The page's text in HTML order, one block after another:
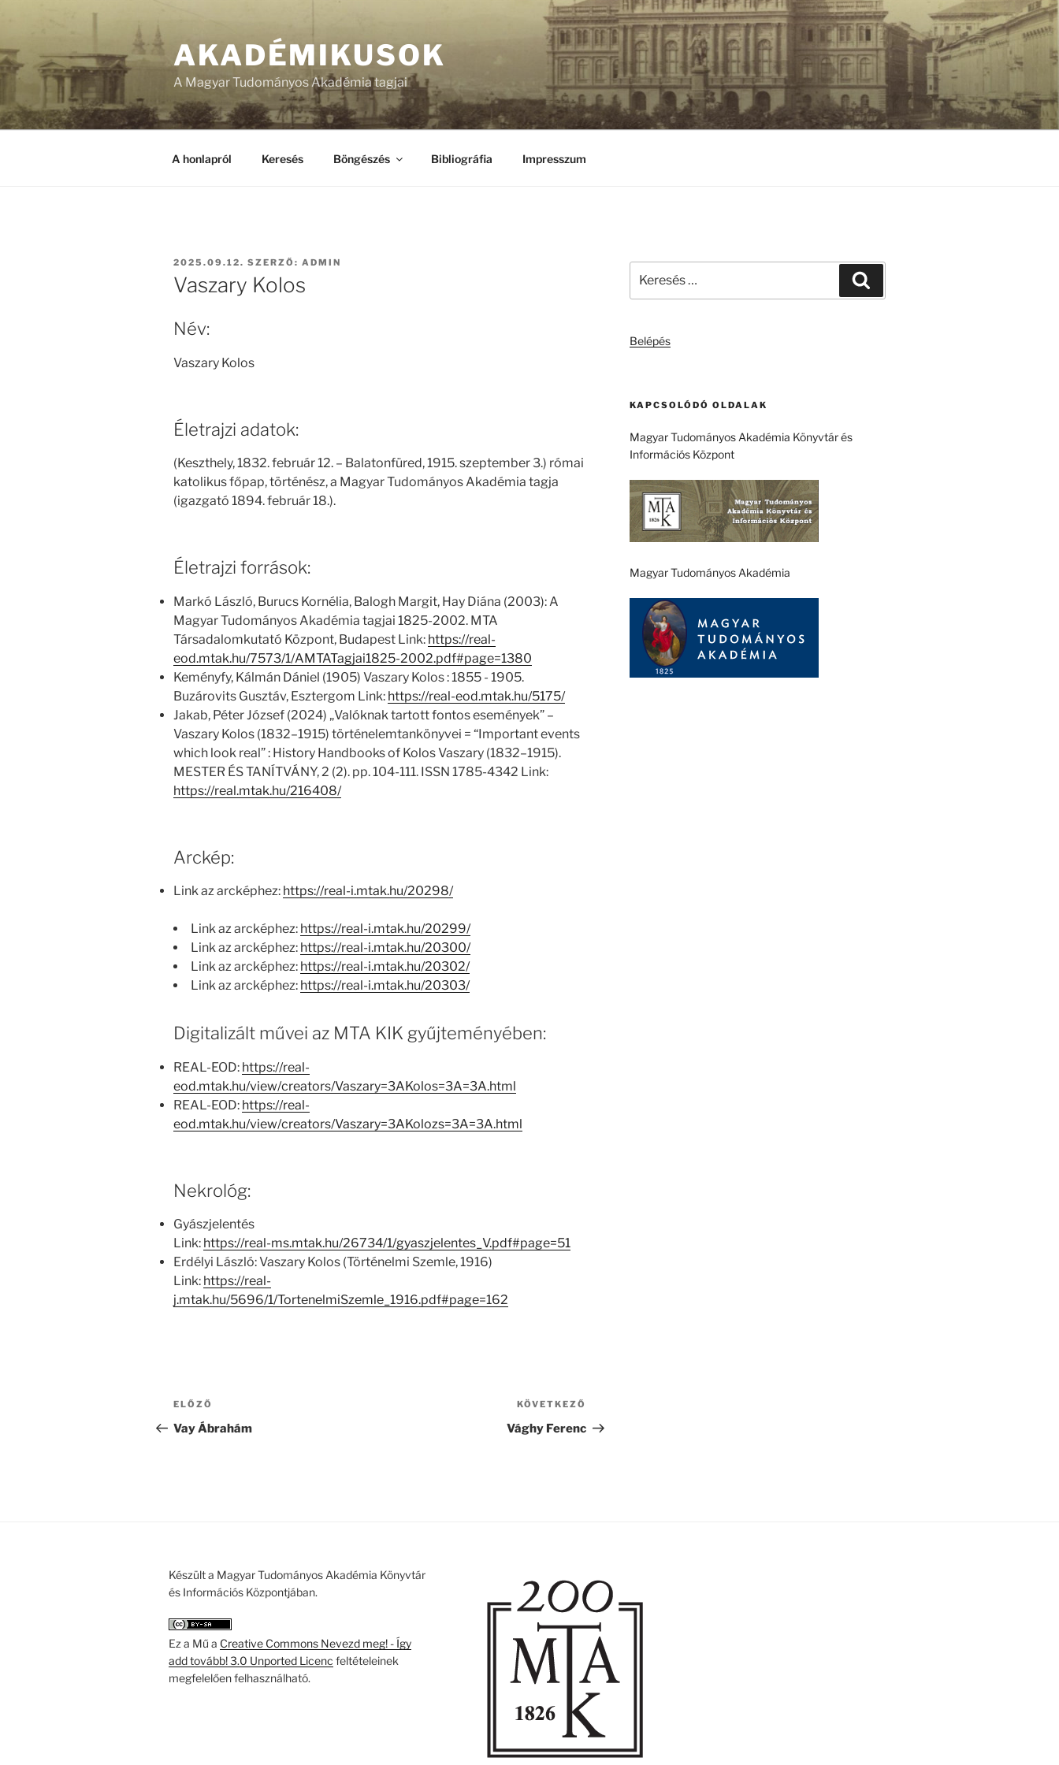
AKADÉMIKUSOK
A Magyar Tudományos Akadémia tagjai
A honlapról Keresés Böngészés Bibliográfia Impresszum
BEKÜLDVE:
2025.09.12. SZERZŐ: ADMIN
Vaszary Kolos
Név:
Vaszary Kolos
Életrajzi adatok:
(Keszthely, 1832. február 12. –‎ Balatonfüred, 1915. szeptember 3.) római
katolikus főpap, történész, a Magyar Tudományos Akadémia tagja
(igazgató 1894. február 18.).
Életrajzi források:
Markó László, Burucs Kornélia, Balogh Margit, Hay Diána (2003): A
Magyar Tudományos Akadémia tagjai 1825-2002. MTA
Társadalomkutató Központ, Budapest Link: https://real-
eod.mtak.hu/7573/1/AMTATagjai1825-2002.pdf#page=1380
Keményfy, Kálmán Dániel (1905) Vaszary Kolos : 1855 - 1905.
Buzárovits Gusztáv, Esztergom Link: https://real-eod.mtak.hu/5175/
Jakab, Péter József (2024) „Valóknak tartott fontos események” –
Vaszary Kolos (1832–1915) történelemtankönyvei = “Important events
which look real” : History Handbooks of Kolos Vaszary (1832–1915).
MESTER ÉS TANÍTVÁNY, 2 (2). pp. 104-111. ISSN 1785-4342 Link:
https://real.mtak.hu/216408/
Arckép:
Link az arcképhez: https://real-i.mtak.hu/20298/
Link az arcképhez: https://real-i.mtak.hu/20299/
Link az arcképhez: https://real-i.mtak.hu/20300/
Link az arcképhez: https://real-i.mtak.hu/20302/
Link az arcképhez: https://real-i.mtak.hu/20303/
Digitalizált művei az MTA KIK gyűjteményében:
REAL-EOD: https://real-
eod.mtak.hu/view/creators/Vaszary=3AKolos=3A=3A.html
REAL-EOD: https://real-
eod.mtak.hu/view/creators/Vaszary=3AKolozs=3A=3A.html
Nekrológ:
Gyászjelentés
Link: https://real-ms.mtak.hu/26734/1/gyaszjelentes_V.pdf#page=51
Erdélyi László: Vaszary Kolos (Történelmi Szemle, 1916)
Link: https://real-
j.mtak.hu/5696/1/TortenelmiSzemle_1916.pdf#page=162
Bejegyzés
navigáció
Korábbi
bejegyzés
ELŐZŐ
Vay Ábrahám
bejegyzés
KÖVETKEZŐ
Vághy Ferenc
következő
Belépés
KAPCSOLÓDÓ OLDALAK
Magyar Tudományos Akadémia Könyvtár és
Információs Központ
Magyar Tudományos Akadémia
Készült a Magyar Tudományos Akadémia Könyvtár
és Információs Központjában.
Ez a Mű a Creative Commons Nevezd meg! - Így
add tovább! 3.0 Unported Licenc feltételeinek
megfelelően felhasználható.